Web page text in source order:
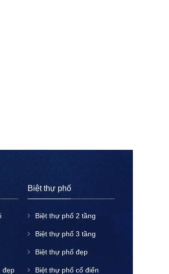
đẹp
Biệt thự phố
Biệt thự phố 2 tầng
Biệt thự phố 3 tầng
Biệt thự phố đẹp
Biệt thự phố cổ điển